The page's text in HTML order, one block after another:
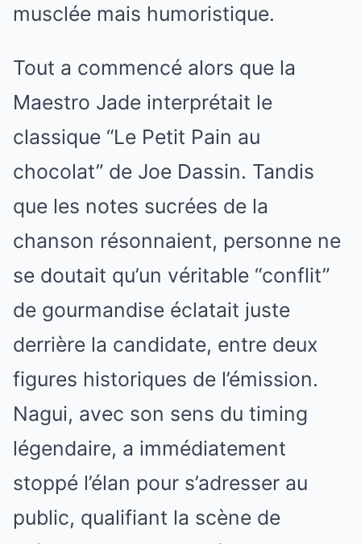
musclée mais humoristique.
Tout a commencé alors que la
Maestro Jade interprétait le
classique “Le Petit Pain au
chocolat” de Joe Dassin. Tandis
que les notes sucrées de la
chanson résonnaient, personne ne
se doutait qu’un véritable “conflit”
de gourmandise éclatait juste
derrière la candidate, entre deux
figures historiques de l’émission.
Nagui, avec son sens du timing
légendaire, a immédiatement
stoppé l’élan pour s’adresser au
public, qualifiant la scène de